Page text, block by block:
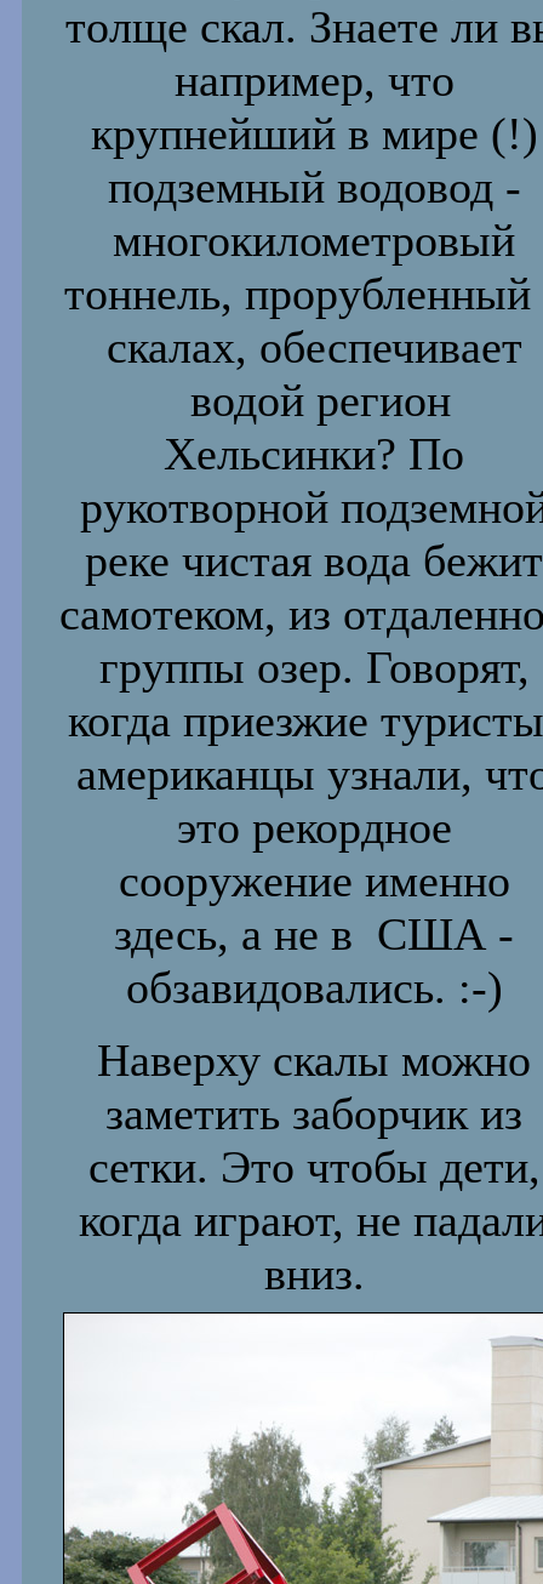
толще скал. Знаете ли
например, что
крупнейший в мире (!)
подземный водовод -
многокилометровый
тоннель, прорубленный
скалах, обеспечивает
водой регион
Хельсинки? По
рукотворной
реке чистая вода бежит
самотеком, из
группы озер. Говорят,
когда приезжие
американцы узнали,
это рекордное
сооружение именно
здесь, а не в США -
обзавидовались. :-)
Наверху скалы можно
заметить заборчик из
сетки. Это чтобы дети,
когда играют, не
вниз.